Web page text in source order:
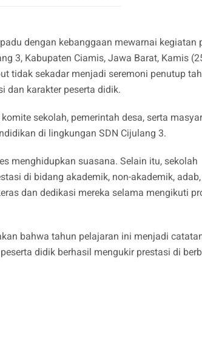
dengan kebanggaan mewarnai kegiatan
3, Kabupaten Ciamis, Jawa Barat, Kamis
tidak sekadar menjadi seremoni penutup
dan karakter peserta didik.
sekolah, pemerintah desa, serta
di lingkungan SDN Cijulang 3.
menghidupkan suasana. Selain itu, sekolah
di bidang akademik, non-akademik,
dan dedikasi mereka selama mengikuti
bahwa tahun pelajaran ini menjadi
didik berhasil mengukir prestasi di